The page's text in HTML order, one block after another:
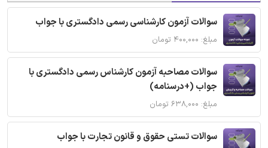
سوالات آزمون کارشناسی رسمی دادگستری با جواب
مبلغ: ۴۰۰,۰۰۰ تومان
سوالات مصاحبه آزمون کارشناس رسمی دادگستری با
جواب (+درسنامه)
مبلغ: ۶۳۸,۰۰۰ تومان
سوالات تستی حقوق و قانون تجارت با جواب